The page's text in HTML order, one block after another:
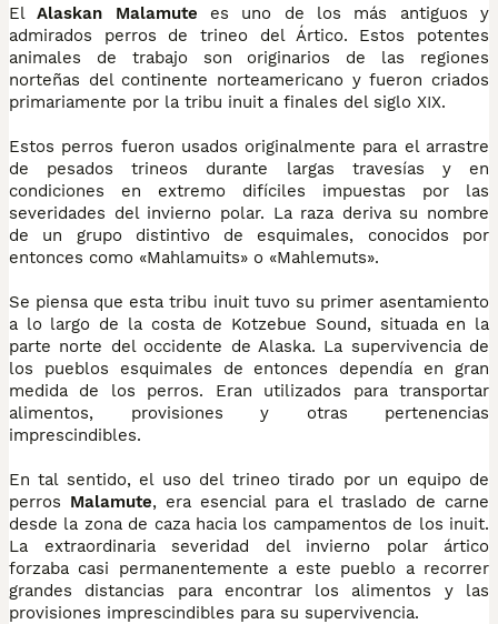
ElAlaskan Malamute es uno de los más antiguos y
admirados perros de trineo del Ártico. Estos potentes
animales de trabajo son originarios de las regiones
norteñas del continente norteamericano y fueron criados
primariamente por la tribu inuit a finales del siglo XIX.
Estos perros fueron usados originalmente para el arrastre
de pesados trineos durante largas travesías y en
condiciones en extremo difíciles impuestas por las
severidades del invierno polar. La raza deriva su nombre
de un grupo distintivo de esquimales, conocidos por
entonces como «Mahlamuits» o «Mahlemuts».
Se piensa que esta tribu inuit tuvo su primer asentamiento
a lo largo de la costa de Kotzebue Sound, situada en la
parte norte del occidente de Alaska. La supervivencia de
los pueblos esquimales de entonces dependía en gran
medida de los perros. Eran utilizados para transportar
alimentos, provisiones y otras pertenencias
imprescindibles.
En tal sentido, el uso del trineo tirado por un equipo de
perros Malamute, era esencial para el traslado de carne
desde la zona de caza hacia los campamentos de los inuit.
La extraordinaria severidad del invierno polar ártico
forzaba casi permanentemente a este pueblo a recorrer
grandes distancias para encontrar los alimentos y las
provisiones imprescindibles para su supervivencia.